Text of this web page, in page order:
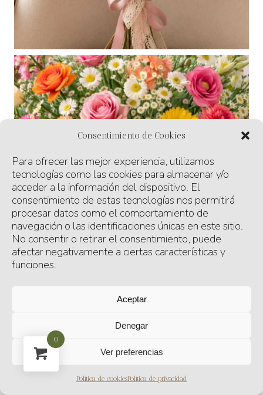
Consentimiento de Cookies
Para ofrecer las mejor experiencia, utilizamos
tecnologías como las cookies para almacenar y/o
acceder a la información del dispositivo. El
consentimiento de estas tecnologías nos permitirá
procesar datos como el comportamiento de
navegación o las identificaciones únicas en este sitio.
No consentir o retirar el consentimiento, puede
afectar negativamente a ciertas características y
funciones.
Aceptar
Denegar
Ver preferencias
Política de cookiesPolítica de privacidad
0